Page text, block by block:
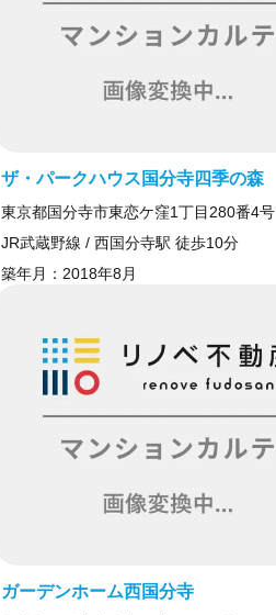
ザ・パークハウス国分寺四季の森
東京都国分寺市東恋ケ窪1丁目280番4号
JR武蔵野線 / 西国分寺駅 徒歩10分
築年月： 2018年8月
ガーデンホーム西国分寺